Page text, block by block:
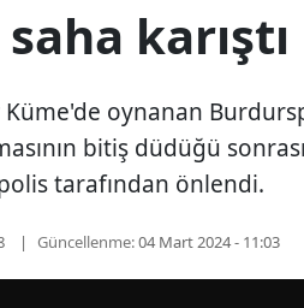
karıştı
oynanan
bitiş düdüğü
tarafından önlendi.
Güncellenme:04 Mart 2024 - 11:03